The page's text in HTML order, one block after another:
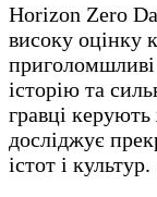
Horizon Zero
високу оцінку
приголомшливі
історію та
гравці
досліджує
істот і культур.